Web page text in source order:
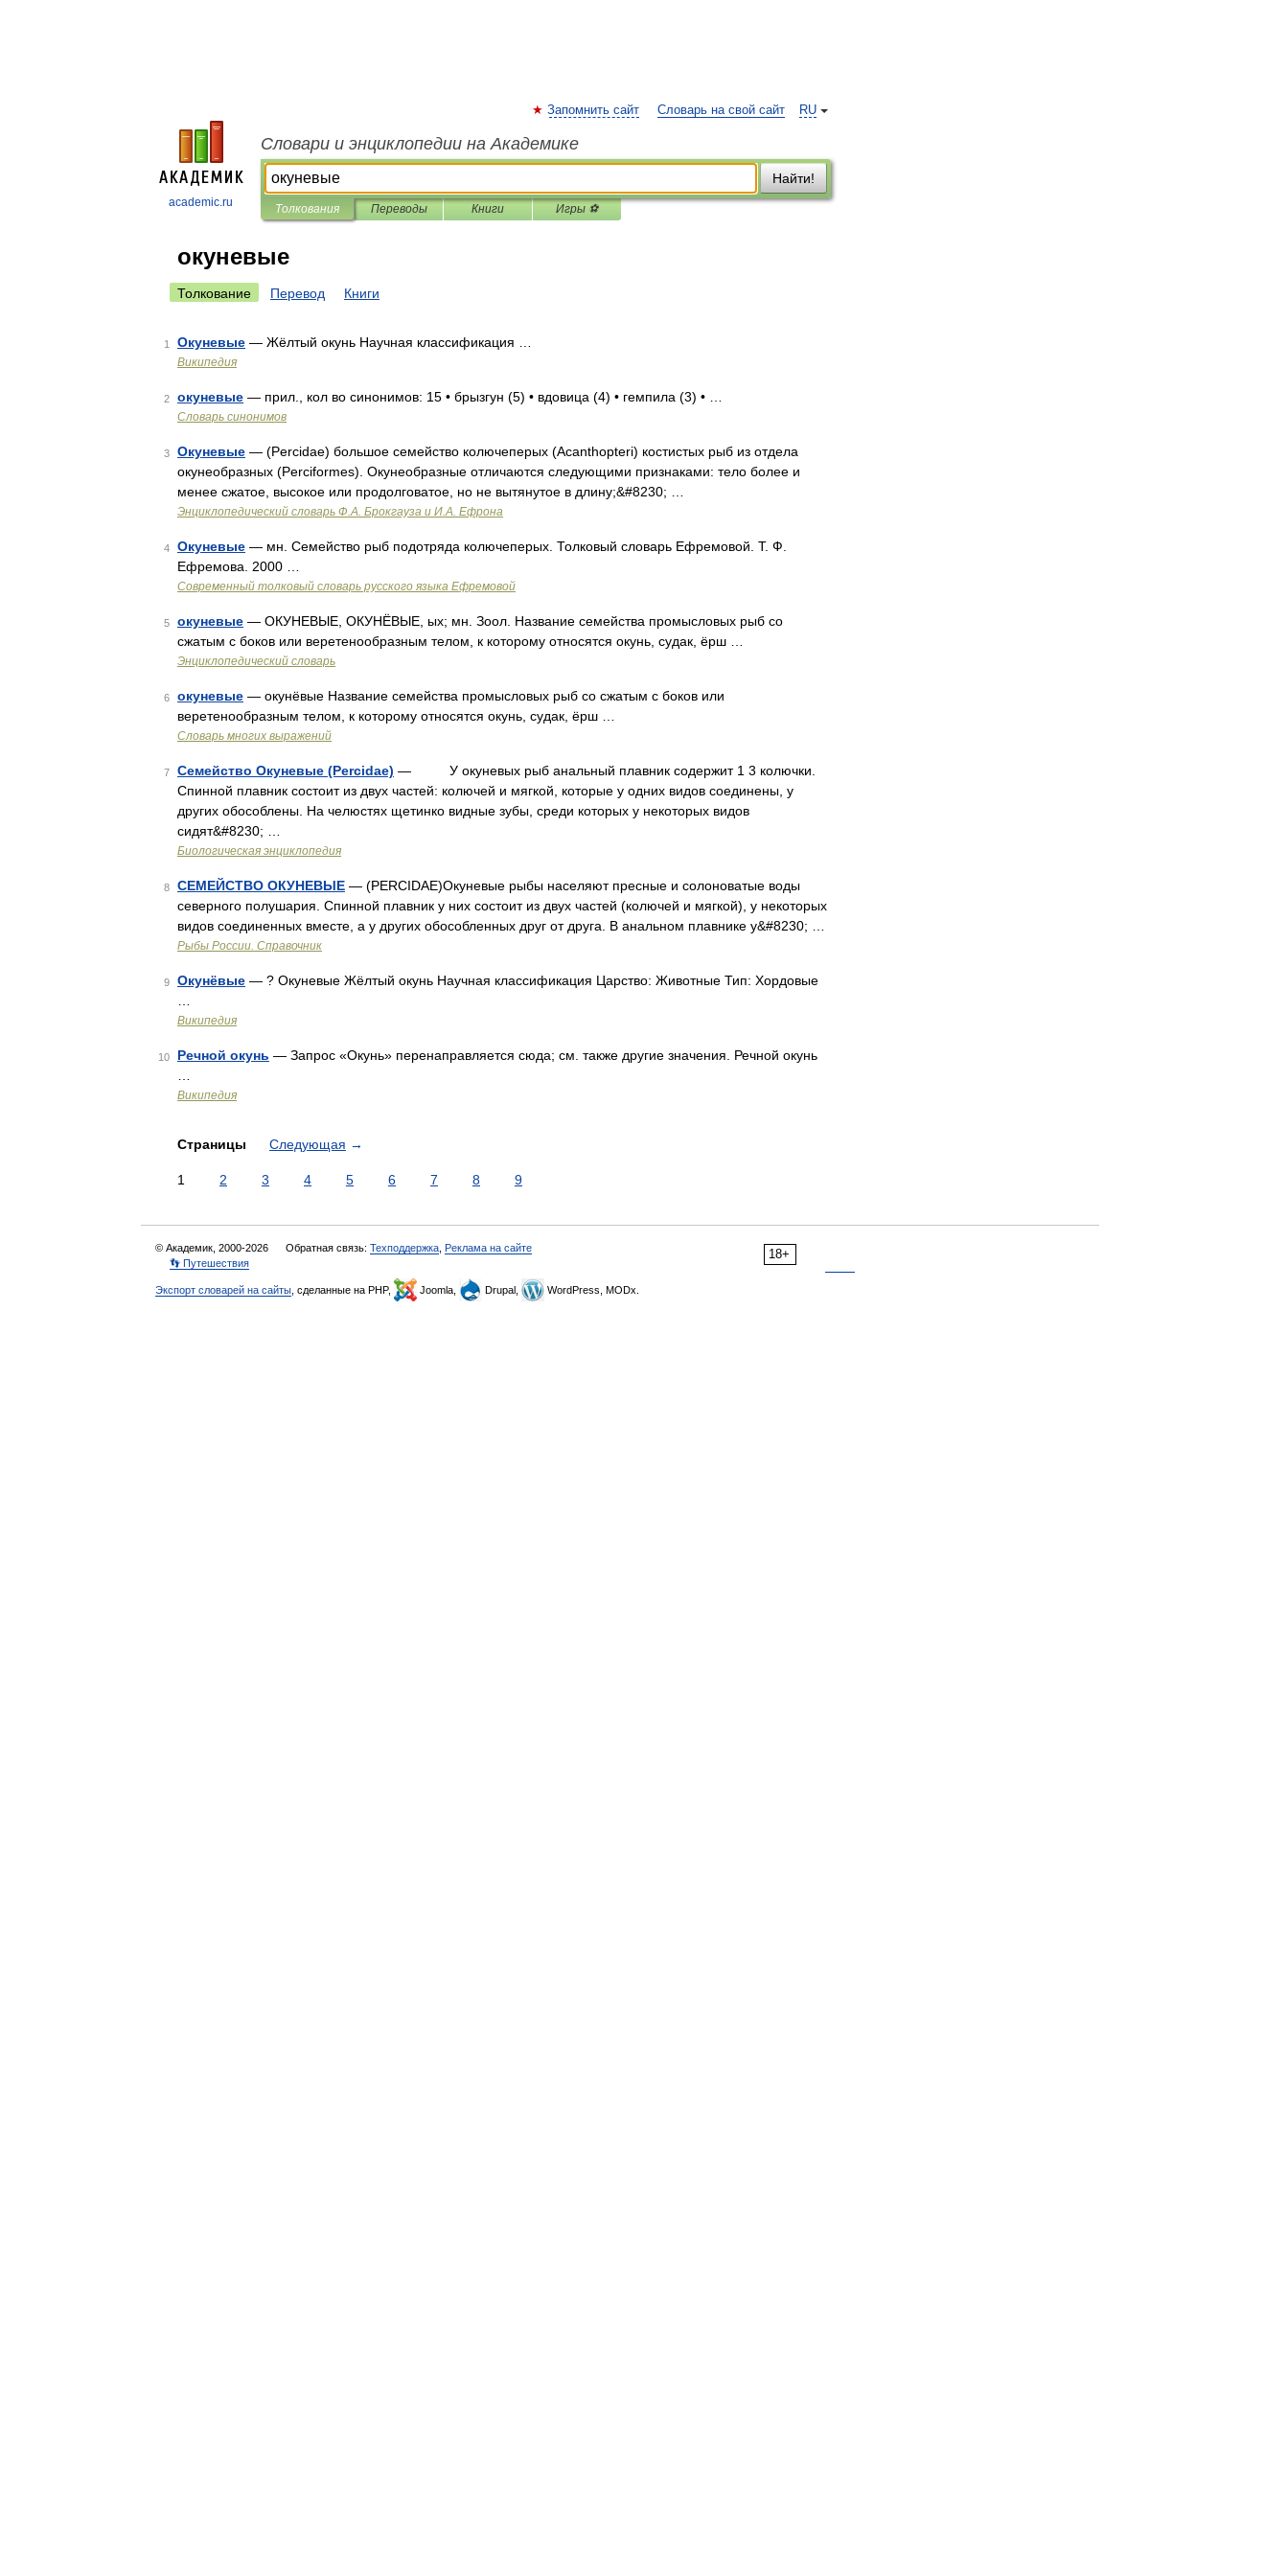
academic.ru
RU
Запомнить сайт Словарь на свой сайт
Словари и энциклопедии на Академике
Найти!
Толкования Переводы Книги Игры ⚽
окуневые
Толкование Перевод Книги
1 Окуневые — Жёлтый окунь Научная классификация …
Википедия
2 окуневые — прил., кол во синонимов: 15 • брызгун (5) • вдовица (4) • гемпила (3) • …
Словарь синонимов
3 Окуневые — (Percidae) большое семейство колючеперых (Acanthopteri) костистых рыб из отдела
окунеобразных (Perciformes). Окунеобразные отличаются следующими признаками: тело более и
менее сжатое, высокое или продолговатое, но не вытянутое в длину;&#8230; …
Энциклопедический словарь Ф.А. Брокгауза и И.А. Ефрона
4 Окуневые — мн. Семейство рыб подотряда колючеперых. Толковый словарь Ефремовой. Т. Ф.
Ефремова. 2000 …
Современный толковый словарь русского языка Ефремовой
5 окуневые — ОКУНЕВЫЕ, ОКУНЁВЫЕ, ых; мн. Зоол. Название семейства промысловых рыб со
сжатым с боков или веретенообразным телом, к которому относятся окунь, судак, ёрш …
Энциклопедический словарь
6 окуневые — окунёвые Название семейства промысловых рыб со сжатым с боков или
веретенообразным телом, к которому относятся окунь, судак, ёрш …
Словарь многих выражений
7 Семейство Окуневые (Percidae) — У окуневых рыб анальный плавник содержит 1 3 колючки.
Спинной плавник состоит из двух частей: колючей и мягкой, которые у одних видов соединены, у
других обособлены. На челюстях щетинко видные зубы, среди которых у некоторых видов
сидят&#8230; …
Биологическая энциклопедия
8 СЕМЕЙСТВО ОКУНЕВЫЕ — (PERCIDAE)Окуневые рыбы населяют пресные и солоноватые воды
северного полушария. Спинной плавник у них состоит из двух частей (колючей и мягкой), у некоторых
видов соединенных вместе, а у других обособленных друг от друга. В анальном плавнике у&#8230; …
Рыбы России. Справочник
9 Окунёвые — ? Окуневые Жёлтый окунь Научная классификация Царство: Животные Тип: Хордовые
Википедия
10 Речной окунь — Запрос «Окунь» перенаправляется сюда; см. также другие значения. Речной окунь
Википедия
Страницы Следующая →
1 2 3 4 5 6 7 8 9
18+
© Академик, 2000-2026 Обратная связь: Техподдержка Реклама на сайте
👣 Путешествия
Экспорт словарей на сайты , сделанные на PHP, Joomla, Drupal, WordPress, MODx.